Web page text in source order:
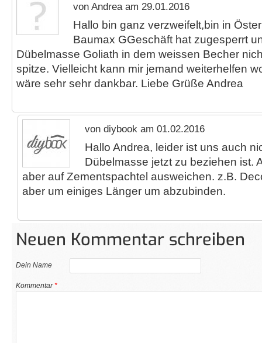
von Andrea am 29.01.2016
Hallo bin ganz verzweifelt,bin in
Baumax GGeschäft hat zugesperrt
Dübelmasse Goliath in dem weissen Becher
spitze. Vielleicht kann mir jemand weiterhelfen
wäre sehr sehr dankbar. Liebe Grüße Andrea
von diybook am 01.02.2016
Hallo Andrea, leider ist uns auch
Dübelmasse jetzt zu beziehen ist.
aber auf Zementspachtel ausweichen. z.B.
aber um einiges Länger um abzubinden.
Neuen Kommentar schreiben
Dein Name
Kommentar*